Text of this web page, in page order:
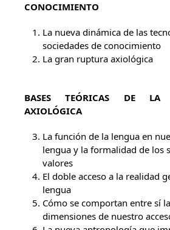
CONOCIMIENTO
La nueva dinámica de las
sociedades de conocimiento
La gran ruptura axiológica
BASES TEÓRICAS DE LA
AXIOLÓGICA
La función de la lengua en
lengua y la formalidad de los
valores
El doble acceso a la realidad
lengua
Cómo se comportan entre sí
dimensiones de nuestro